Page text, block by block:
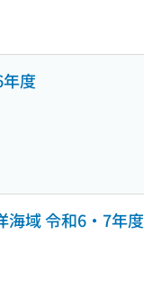
度
海域 令和6・7年度